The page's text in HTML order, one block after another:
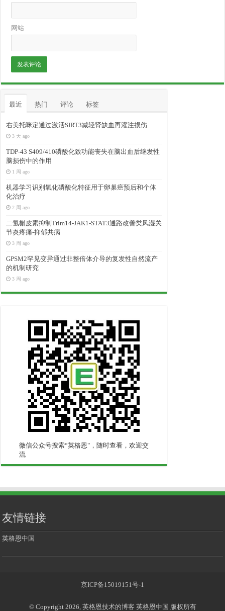
网站
最近 热门 评论 标签
右美托咪定通过激活SIRT3减轻肾缺血再灌注损伤
3 天 ago
TDP-43 S409/410磷酸化致功能丧失在脑出血后继发性
脑损伤中的作用
1 周 ago
机器学习识别氧化磷酸化特征用于卵巢癌预后和个体
化治疗
2 周 ago
二氢槲皮素抑制Trim14-JAK1-STAT3通路改善类风湿关
节炎疼痛-抑郁共病
3 周 ago
GPSM2罕见变异通过非整倍体介导的复发性自然流产
的机制研究
3 周 ago
微信公众号搜索“英格恩"，随时查看，欢迎交
流
友情链接
英格恩中国
京ICP备15019151号-1
© Copyright 2026, 英格恩技术的博客 英格恩中国 版权所有